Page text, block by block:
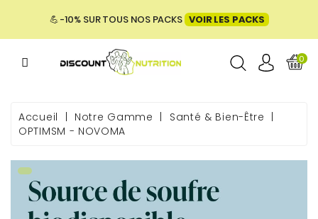
💪 -10% SUR TOUS NOS PACKS VOIR LES PACKS
& BIEN-
0
Accueil Notre Gamme
Santé & Bien-Être
OPTIMSM - NOVOMA